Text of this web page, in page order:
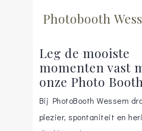
Photobooth
Leg de mooiste
momenten vast
onze Photo
Bij PhotoBooth Wessem
plezier, spontaniteit en